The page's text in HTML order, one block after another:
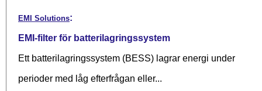
EMI Solutions:
EMI-filter för batterilagringssystem
Ett batterilagringssystem (BESS) lagrar energi under
perioder med låg efterfrågan eller...